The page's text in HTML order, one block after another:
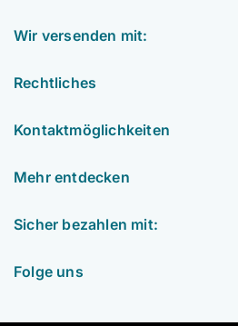
Wir versenden mit:
Rechtliches
Kontaktmöglichkeiten
Mehr entdecken
Sicher bezahlen mit:
Folge uns